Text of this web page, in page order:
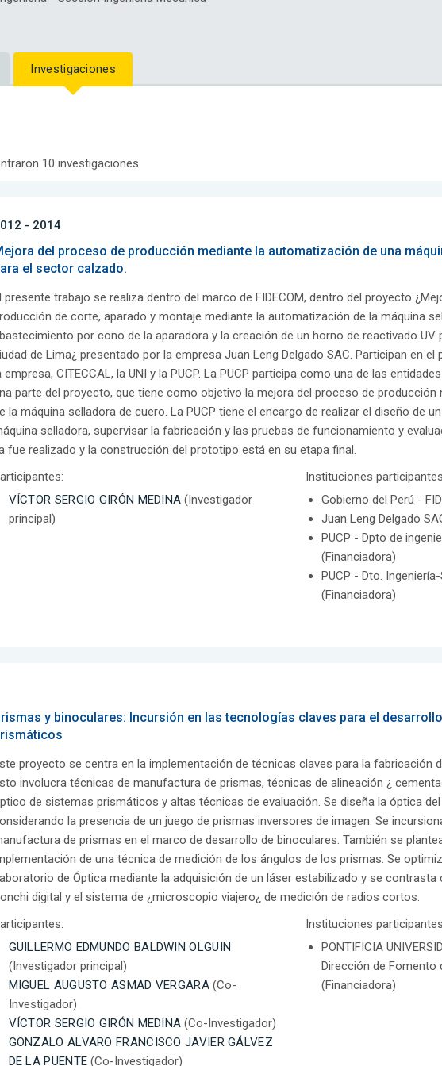
Investigaciones
10 investigaciones
- 2014
del proceso de producción mediante la automatización de una
el sector calzado.
presente trabajo se realiza dentro del marco de FIDECOM, dentro del proyecto
de corte, aparado y montaje mediante la automatización de la máquina
por cono de la aparadora y la creación de un horno de reactivado UV
de Lima¿ presentado por la empresa Juan Leng Delgado SAC. Participan en
empresa, CITECCAL, la UNI y la PUCP. La PUCP participa como una de las
parte del proyecto, que tiene como objetivo la mejora del proceso de
la máquina selladora de cuero. La PUCP tiene el encargo de realizar el diseño de
selladora, supervisar la fabricación y las pruebas de funcionamiento y
fue realizado y la construcción del prototipo está en su etapa final.
VÍCTOR SERGIO GIRÓN MEDINA (Investigador
principal)
Instituciones
Gobierno del Perú -
Juan Leng Delgado
PUCP - Dpto de
(Financiadora)
PUCP - Dto.
(Financiadora)
y binoculares: Incursión en las tecnologías claves para el
proyecto se centra en la implementación de técnicas claves para la fabricación
involucra técnicas de manufactura de prismas, técnicas de alineación ¿
de sistemas prismáticos y altas técnicas de evaluación. Se diseña la óptica
la presencia de un juego de prismas inversores de imagen. Se
de prismas en el marco de desarrollo de binoculares. También se
de una técnica de medición de los ángulos de los prismas. Se
de Óptica mediante la adquisición de un láser estabilizado y se contrasta
digital y el sistema de ¿microscopio viajero¿ de medición de radios cortos.
GUILLERMO EDMUNDO BALDWIN OLGUIN
(Investigador principal)
MIGUEL AUGUSTO ASMAD VERGARA(Co-
Investigador)
VÍCTOR SERGIO GIRÓN MEDINA (Co-Investigador)
GONZALO ALVARO FRANCISCO JAVIER GÁLVEZ
DE LA PUENTE (Co-Investigador)
Instituciones
PONTIFICIA
Dirección de Fomento
(Financiadora)